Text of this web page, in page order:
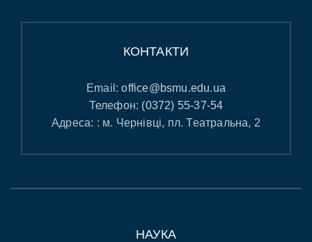
КОНТАКТИ
Email:office@bsmu.edu.ua
Телефон: (0372) 55-37-54
Адреса: : м. Чернівці, пл. Театральна, 2
НАУКА